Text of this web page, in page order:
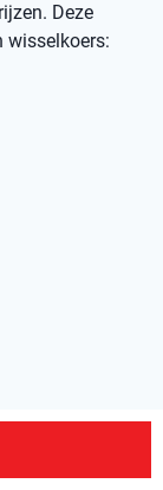
Deze
wisselkoers:
geef dit